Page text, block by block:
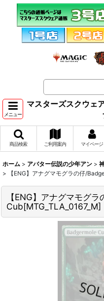
メニュー
マスターズスクウェ
商品検索 ご利用案内 マイページ
ホーム > アバター伝説の少年アン >
>
【ENG】アナグマモグラの仔/
【ENG】アナグマモグ
Cub[MTG_TLA_0167_M]